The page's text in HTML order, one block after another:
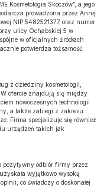
Kosmetologia Skoczów”, a jego
prowadzona przez Annę
NIP 5482521377 oraz numer
ulicy Ochabskiej 5 w
w oficjalnych źródłach
potwierdza tożsamość
z dziedziny kosmetologii,
ofercie znajdują się między
nowoczesnych technologii
a także zabiegi z zakresu
Firma specjalizuje się również
urządzeń takich jak
odbiór firmy przez
wyjątkowo wysoką
co świadczy o doskonałej